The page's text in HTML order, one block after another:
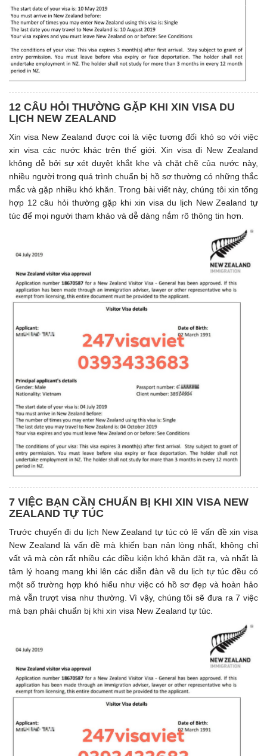
12 CÂU HỎI THƯỜNG GẶP KHI XIN VISA DU
LỊCH NEW ZEALAND
Xin visa New Zealand được coi là việc tương đối khó so với việc
xin visa các nước khác trên thế giới. Xin visa đi New Zealand
không dễ bởi sự xét duyệt khắt khe và chặt chẽ của nước này,
nhiều người trong quá trình chuẩn bị hồ sơ thường có những thắc
mắc và gặp nhiều khó khăn. Trong bài viết này, chúng tôi xin tổng
hợp 12 câu hỏi thường gặp khi xin visa du lịch New Zealand tự
túc để mọi người tham khảo và dễ dàng nắm rõ thông tin hơn.
7 VIỆC BẠN CẦN CHUẨN BỊ KHI XIN VISA NEW
ZEALAND TỰ TÚC
Trước chuyến đi du lịch New Zealand tự túc có lẽ vấn đề xin visa
New Zealand là vấn đề mà khiến bạn nản lòng nhất, không chỉ
vất vả mà còn rất nhiều các điều kiện khó khăn đặt ra, và nhất là
tâm lý hoang mang khi lên các diễn đàn về du lịch tự túc đều có
một số trường hợp khó hiểu như việc có hồ sơ đẹp và hoàn hảo
mà vẫn trượt visa như thường. Vì vậy, chúng tôi sẽ đưa ra 7 việc
mà bạn phải chuẩn bị khi xin visa New Zealand tự túc.